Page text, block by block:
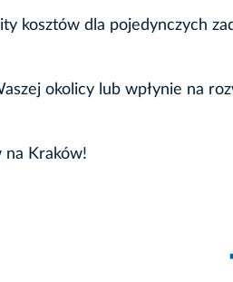
kosztów dla pojedynczych
okolicy lub wpłynie na
na Kraków!